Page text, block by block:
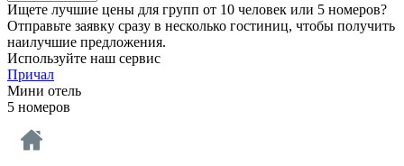
Ищете лучшие цены для групп от 10 человек или 5 номеров?
Отправьте заявку сразу в несколько гостиниц, чтобы получить
наилучшие предложения.
Используйте наш сервис
Причал
Мини отель
5 номеров